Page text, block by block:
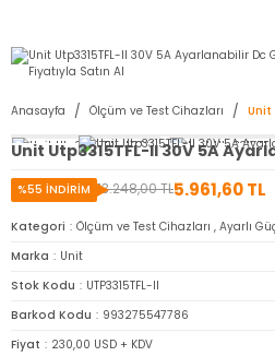
Anasayfa Ölçüm ve Test Cihazları Unit
Unit Utp3315TFL-II 30V 5A
13.248,00 TL5.961,60 TL
%55 İNDİRİM
Kategori Ölçüm ve Test Cihazları , Ayarlı
Marka
Unit
Stok Kodu
UTP3315TFL-II
Barkod Kodu
993275547786
Fiyat
230,00 USD + KDV